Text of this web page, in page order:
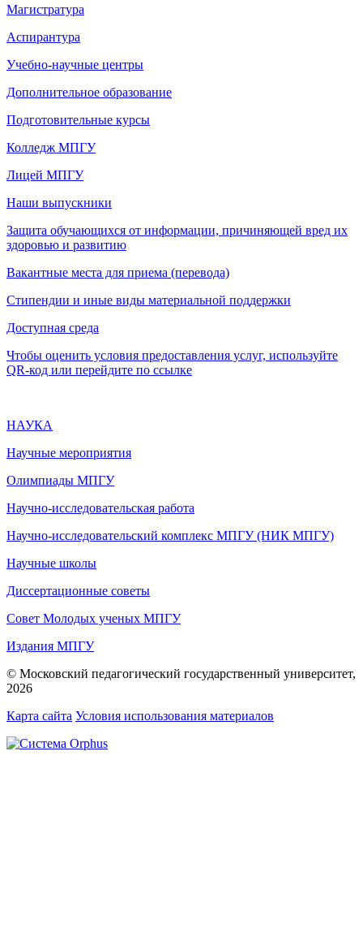
Магистратура
Аспирантура
Учебно-научные центры
Дополнительное образование
Подготовительные курсы
Колледж МПГУ
Лицей МПГУ
Наши выпускники
Защита обучающихся от информации, причиняющей вред их
здоровью и развитию
Вакантные места для приема (перевода)
Стипендии и иные виды материальной поддержки
Доступная среда
Чтобы оценить условия предоставления услуг, используйте
QR-код или перейдите по ссылке
НАУКА
Научные мероприятия
Олимпиады МПГУ
Научно-исследовательская работа
Научно-исследовательский комплекс МПГУ (НИК МПГУ)
Научные школы
Диссертационные советы
Совет Молодых ученых МПГУ
Издания МПГУ
© Московский педагогический государственный университет,
2026
Карта сайта Условия использования материалов